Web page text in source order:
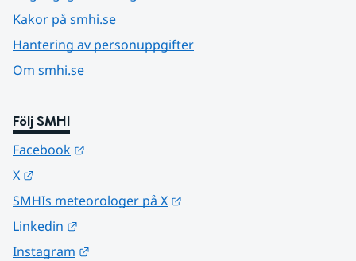
Kakor på smhi.se
Hantering av personuppgifter
Om smhi.se
Följ SMHI
Facebook
X
SMHIs meteorologer på X
Linkedin
Instagram